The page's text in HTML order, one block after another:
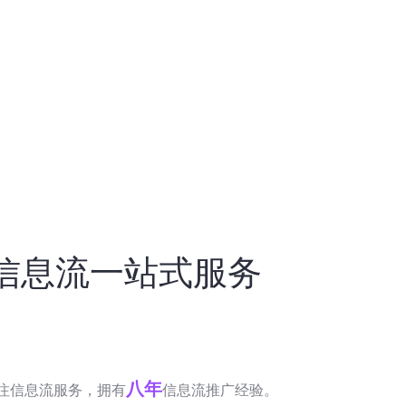
息流一站式服务
信息流服务，拥有八年信息流推广经验。